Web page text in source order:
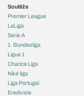
Soutěže
Premier League
LaLiga
Serie A
1. Bundesliga
Ligue 1
Chance Liga
Niké liga
Liga Portugal
Eredivisie